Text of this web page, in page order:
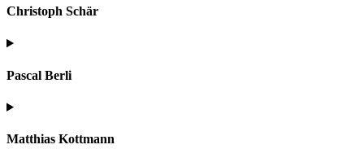
Christoph Schär
Pascal Berli
Matthias Kottmann